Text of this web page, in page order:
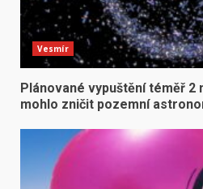
Vesmír
Plánované vypuštění téměř 2
mohlo zničit pozemní